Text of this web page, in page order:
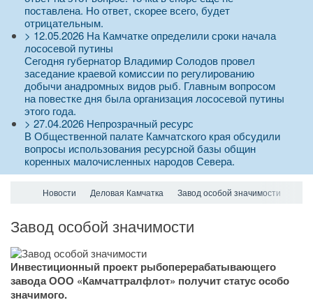
поставлена. Но ответ, скорее всего, будет
отрицательным.
> 12.05.2026 На Камчатке определили сроки начала
лососевой путины
Сегодня губернатор Владимир Солодов провел
заседание краевой комиссии по регулированию
добычи анадромных видов рыб. Главным вопросом
на повестке дня была организация лососевой путины
этого года.
> 27.04.2026 Непрозрачный ресурс
В Общественной палате Камчатского края обсудили
вопросы использования ресурсной базы общин
коренных малочисленных народов Севера.
Новости Деловая Камчатка Завод особой значимости
Завод особой значимости
Инвестиционный проект рыбоперерабатывающего
завода ООО «Камчаттралфлот» получит статус особо
значимого.